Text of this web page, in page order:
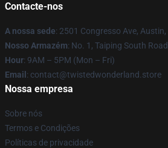
Contacte-nos
A nossa sede: 2501 Congresso Ave, Austin,
Nosso Armazém: No. 1, Taiping South
Hour: 9AM – 5PM (Mon – Fri)
Email : contact@twistedwonderland.store
Nossa empresa
Sobre nós
Termos e Condições
Políticas de privacidade